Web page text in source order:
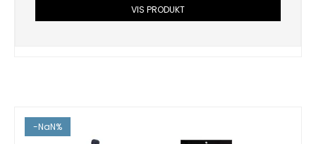
VIS PRODUKT
-NaN%